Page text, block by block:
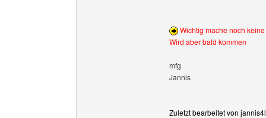
Wichtig mache noch
Wird aber bald kommen
mfg
Jannis
Zuletzt bearbeitet von